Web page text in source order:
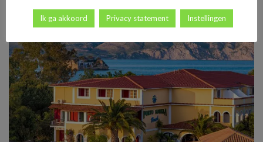
Ik ga akkoord Privacy statement Instellingen